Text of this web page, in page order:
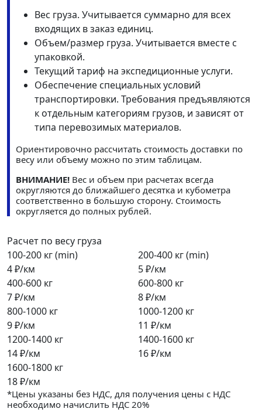
Вес груза. Учитывается суммарно для всех
входящих в заказ единиц.
Объем/размер груза. Учитывается вместе с
упаковкой.
Текущий тариф на экспедиционные услуги.
Обеспечение специальных условий
транспортировки. Требования предъявляются
к отдельным категориям грузов, и зависят от
типа перевозимых материалов.
Ориентировочно рассчитать стоимость доставки по
весу или объему можно по этим таблицам.
ВНИМАНИЕ! Вес и объем при расчетах всегда
округляются до ближайшего десятка и кубометра
соответственно в большую сторону. Стоимость
округляется до полных рублей.
Расчет по весу груза
100-200 кг (min)
4 ₽/км
200-400 кг (min)
5 ₽/км
400-600 кг
7 ₽/км
600-800 кг
8 ₽/км
800-1000 кг
9 ₽/км
1000-1200 кг
11 ₽/км
1200-1400 кг
14 ₽/км
1400-1600 кг
16 ₽/км
1600-1800 кг
18 ₽/км
*Цены указаны без НДС, для получения цены с НДС
необходимо начислить НДС 20%